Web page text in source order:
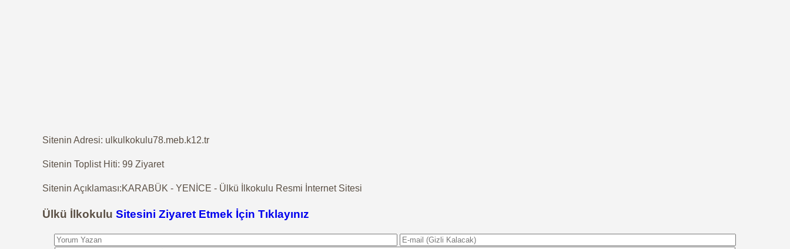
Sitenin Adresi: ulkulkokulu78.meb.k12.tr
Sitenin Toplist Hiti: 99 Ziyaret
Sitenin Açıklaması:KARABÜK - YENİCE - Ülkü İlkokulu Resmi İnternet Sitesi
Ülkü İlkokulu Sitesini Ziyaret Etmek İçin Tıklayınız